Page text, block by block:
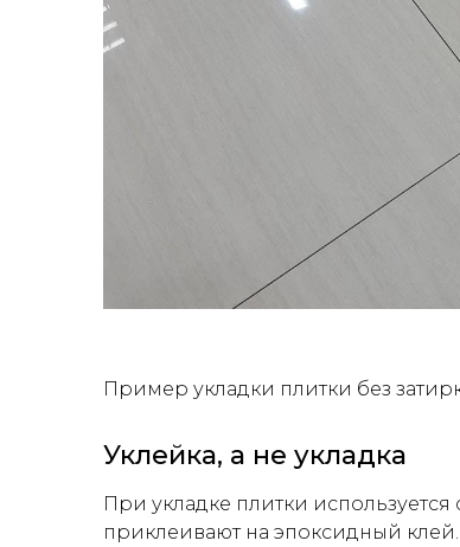
Пример укладки плитки без
Уклейка, а не укладка
При укладке плитки
приклеивают на эпоксидный